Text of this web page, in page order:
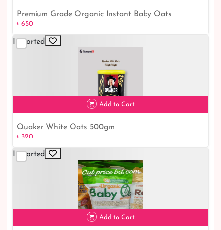
৳ 650
Premium Grade Organic Instant Baby Oats
৳ 650
Imported
৳ 320
Add to Cart
Quaker White Oats 500gm
৳ 320
Imported
Add to Cart